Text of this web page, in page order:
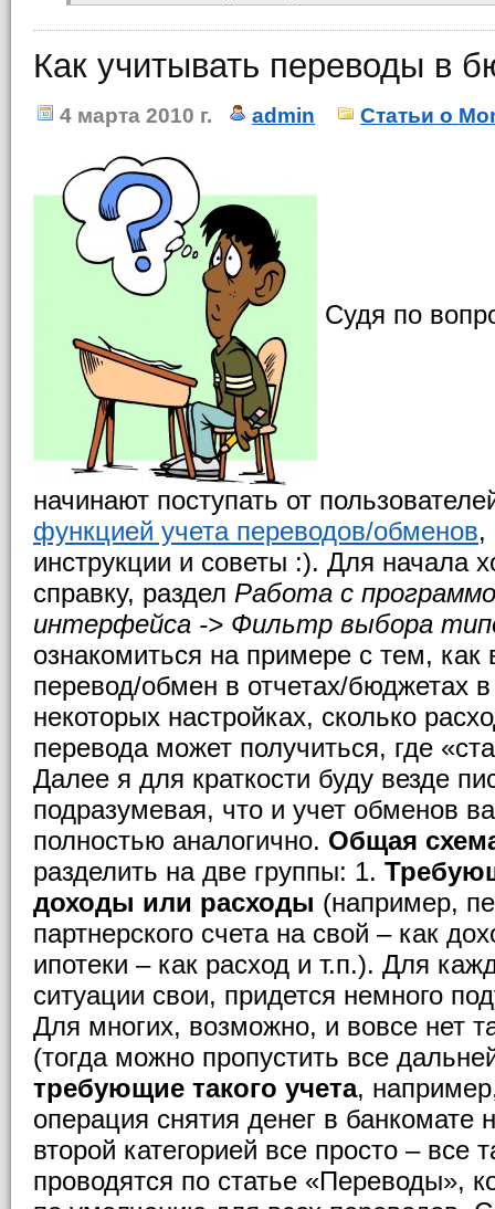
Как учитывать переводы в
4 марта 2010 г. admin Статьи о
Судя по
начинают поступать от
функцией учета переводов/обменов,
инструкции и советы :). Для начала
справку, раздел Работа с
интерфейса -> Фильтр выбора
ознакомиться на примере с тем,
перевод/обмен в отчетах/бюджетах
некоторых настройках, сколько
перевода может получиться, где
Далее я для краткости буду везде
подразумевая, что и учет обменов
полностью аналогично. Общая
разделить на две группы: 1.
доходы или расходы (например,
партнерского счета на свой – как
ипотеки – как расход и т.п.). Для
ситуации свои, придется немного
Для многих, возможно, и вовсе нет
(тогда можно пропустить все
требующие такого учета,
операция снятия денег в
второй категорией все просто – все
проводятся по статье «Переводы»,